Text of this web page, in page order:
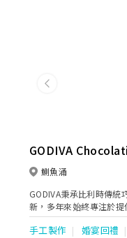
Previous
GODIVA
鰂魚涌
GODIVA秉承比利時傳統
新，多年來始終專注於
致力確保所有產品於研
及超乎顧客的期望。從著
手工製作 婚宴回禮